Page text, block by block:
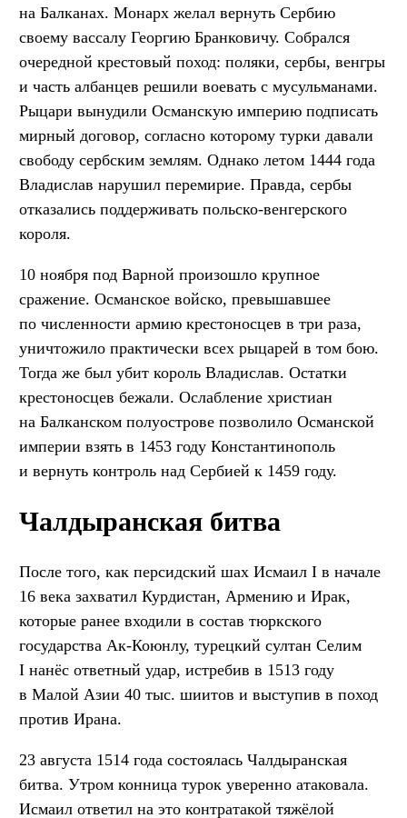
на Балканах. Монарх желал вернуть Сербию
своему вассалу Георгию Бранковичу. Собрался
очередной крестовый поход: поляки, сербы, венгры
и часть албанцев решили воевать с мусульманами.
Рыцари вынудили Османскую империю подписать
мирный договор, согласно которому турки давали
свободу сербским землям. Однако летом 1444 года
Владислав нарушил перемирие. Правда, сербы
отказались поддерживать польско-венгерского
короля.
10 ноября под Варной произошло крупное
сражение. Османское войско, превышавшее
по численности армию крестоносцев в три раза,
уничтожило практически всех рыцарей в том бою.
Тогда же был убит король Владислав. Остатки
крестоносцев бежали. Ослабление христиан
на Балканском полуострове позволило Османской
империи взять в 1453 году Константинополь
и вернуть контроль над Сербией к 1459 году.
Чалдыранская битва
После того, как персидский шах Исмаил I в начале
16 века захватил Курдистан, Армению и Ирак,
которые ранее входили в состав тюркского
государства Ак-Коюнлу, турецкий султан Селим
I нанёс ответный удар, истребив в 1513 году
в Малой Азии 40 тыс. шиитов и выступив в поход
против Ирана.
23 августа 1514 года состоялась Чалдыранская
битва. Утром конница турок уверенно атаковала.
Исмаил ответил на это контратакой тяжёлой